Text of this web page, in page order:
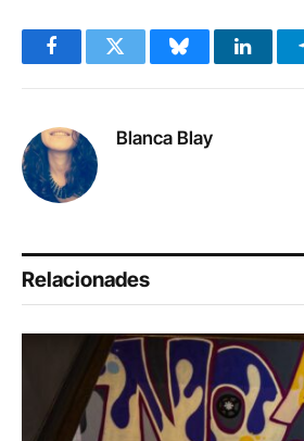
FacebookTwitter Bluesky
Blanca Blay
Relacionades